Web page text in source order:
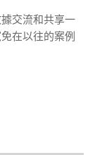
交流和共享一
在以往的案例